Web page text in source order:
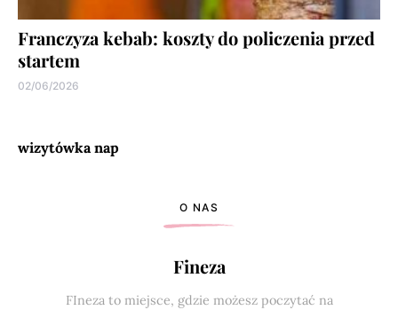
Franczyza kebab: koszty do policzenia przed
startem
02/06/2026
wizytówka nap
O NAS
Fineza
FIneza to miejsce, gdzie możesz poczytać na